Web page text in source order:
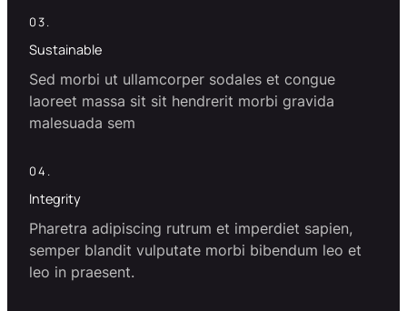
03.
Sustainable
Sed morbi ut ullamcorper sodales et congue
laoreet massa sit sit hendrerit morbi gravida
malesuada sem
04.
Integrity
Pharetra adipiscing rutrum et imperdiet sapien,
semper blandit vulputate morbi bibendum leo et
leo in praesent.